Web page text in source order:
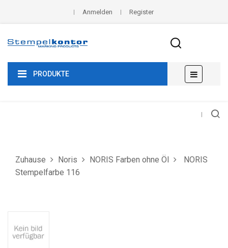
Anmelden Register
PRODUKTE
der
☰
Zuhause Noris NORIS Farben ohne Öl
NORIS
Stempelfarbe 116